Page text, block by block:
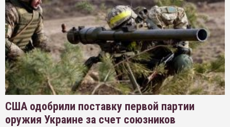
США одобрили поставку первой партии
оружия Украине за счет союзников